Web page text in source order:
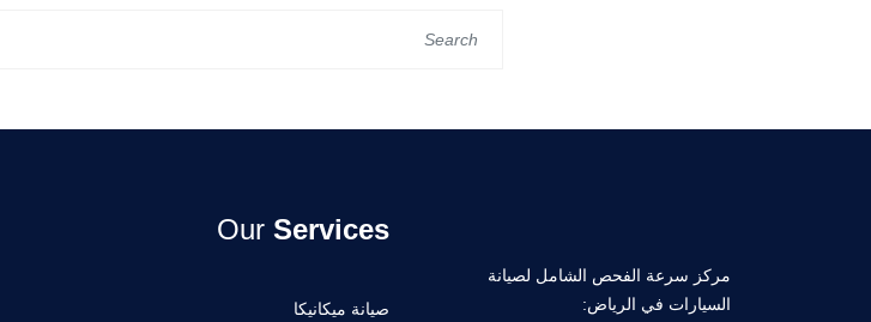
مركز سرعة الفحص الشامل لصيانة
السيارات في الرياض:
Our Services
صيانة ميكانيكا